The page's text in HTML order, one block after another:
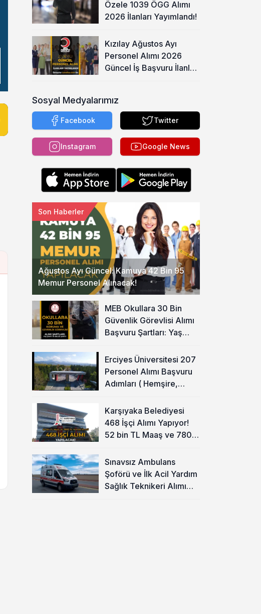
Özele 1039 ÖGG Alımı
2026 İlanları Yayımlandı!
Kızılay Ağustos Ayı
Personel Alımı 2026
Güncel İş Başvuru İlanları
Sosyal Medyalarımız
Facebook Twitter
Instagram Google News
Ağustos Ayı Güncel: Kamuya 42 Bin 95
Memur Personel Alınacak!
Son Haberler
MEB Okullara 30 Bin
Güvenlik Görevlisi Alımı
Başvuru Şartları: Yaş
Olacak Mı?
Erciyes Üniversitesi 207
Personel Alımı Başvuru
Adımları ( Hemşire,
Karşıyaka Belediyesi
468 İşçi Alımı Yapıyor!
52 bin TL Maaş ve 7800
Sınavsız Ambulans
Şoförü ve İlk Acil Yardım
Sağlık Teknikeri Alımı